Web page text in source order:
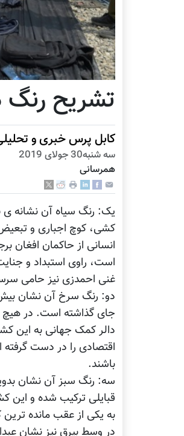
تشریح رنگ
کابل پرس خبری و
سه شنبه30 جولای 2019
همرسانی
یک: رنگ سیاه آن نشانه ی
کشی، کوچ اجباری و
انسانی از حاکمان افغان
غنی احمدزی نیز حامی
دو: رنگ سرخ آن نشان بیش
جای گذاشته است. در هیچ
دالر کمک جهانی به این
اقتصادی را در دست
باشند.
سه: رنگ سبز آن نشان
قبایلی ترکیب شده و این
به یکی از عقب مانده
در وسط بیرق نیز نشان